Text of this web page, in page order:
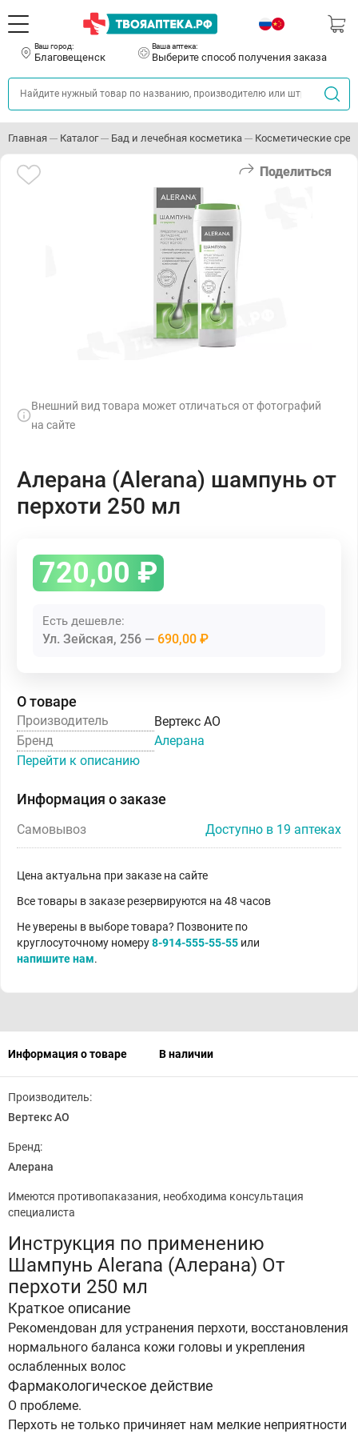
Ваш город:
Благовещенск
Ваша аптека:
Выберите способ получения заказа
Главная Каталог Бад и лечебная косметика Косметические
Поделиться
Внешний вид товара может отличаться от фотографий
на сайте
Алерана (Alerana) шампунь от
перхоти 250 мл
720,00 ₽
Есть дешевле:
Ул. Зейская, 256 690,00 ₽
О товаре
Производитель
Вертекс АО
Бренд
Алерана
Перейти к описанию
Информация о заказе
Самовывоз Доступно в 19 аптеках
Цена актуальна при заказе на сайте
Все товары в заказе резервируются на 48 часов
Не уверены в выборе товара? Позвоните по
круглосуточному номеру8-914-555-55-55 или
напишите нам.
Информация о товаре В наличии
Производитель:
Вертекс АО
Бренд:
Алерана
Имеются противопаказания, необходима консультация
специалиста
Инструкция по применению
Шампунь Alerana (Алерана) От
перхоти 250 мл
Краткое описание
Рекомендован для устранения перхоти, восстановления
нормального баланса кожи головы и укрепления
ослабленных волос
Фармакологическое действие
О проблеме.
Перхоть не только причиняет нам мелкие неприятности